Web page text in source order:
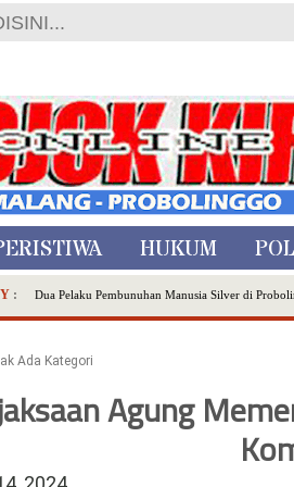
HUKUM
: Dua Pelaku Pembunuhan Manusia Silver di
SDN Sumberejo 02 Kota Batu Kembangkan
Polsek Wonoasih Perkuat Ketahanan Pangan
RILIS RAPAT PLENO TERBUKA
Tugu Tirta Usung 'Smart Water City' di
Ada Kategori
Agung